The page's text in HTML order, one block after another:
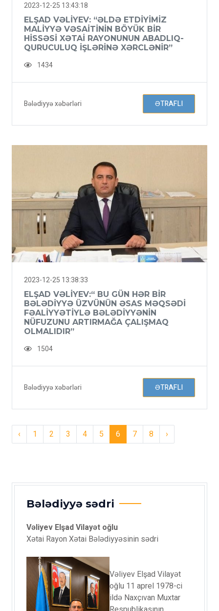
2023-12-25 13:43:18
ELŞAD VƏLIYEV: “ƏLDƏ ETDIYIMIZ
MALIYYƏ VƏSAITININ BÖYÜK BIR
HISSƏSI XƏTAI RAYONUNUN ABADLIQ-
QURUCULUQ IŞLƏRINƏ XƏRCLƏNIR”
1434
Bələdiyyə xəbərləri ƏTRAFLI
2023-12-25 13:38:33
ELŞAD VƏLIYEV:“ BU GÜN HƏR BIR
BƏLƏDIYYƏ ÜZVÜNÜN ƏSAS MƏQSƏDI
FƏALIYYƏTIYLƏ BƏLƏDIYYƏNIN
NÜFUZUNU ARTIRMAĞA ÇALIŞMAQ
OLMALIDIR”
1504
Bələdiyyə xəbərləri ƏTRAFLI
‹ 1 2 3 4 5 6 7 8 ›
Bələdiyyə sədri
Vəliyev Elşad Vilayət oğlu
Xətai Rayon Xətai Bələdiyyəsinin sədri
Vəliyev Elşad Vilayət
oğlu 11 aprel 1978-ci
ildə Naxçıvan Muxtar